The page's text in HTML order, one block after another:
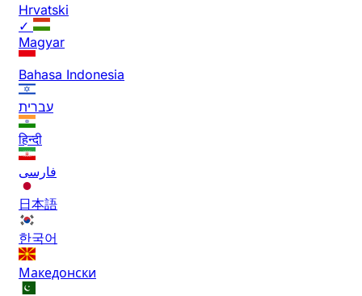
Hrvatski
✓
Magyar
Bahasa Indonesia
עברית
हिन्दी
فارسی
日本語
한국어
Македонски